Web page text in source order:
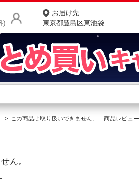
)
お届け先
東京都豊島区東池袋
商品をさがす
ランキングからさがす
この商品は取り扱いできません。 商品レビュー
ん。